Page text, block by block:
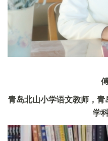
青岛北山小学语文教师，
学